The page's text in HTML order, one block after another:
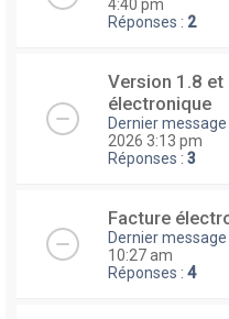
4:40 pm
Réponses : 2
Version 1.8
électronique
Dernier
2026 3:13 pm
Réponses : 3
Facture
Dernier
10:27 am
Réponses : 4